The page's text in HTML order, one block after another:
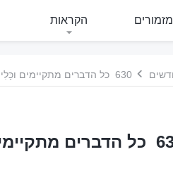
מזמורים הקראות
630 כל הדברים מתקיימים וכָּלִים לפי סמכותו של האל
לפי סמכותו של האל